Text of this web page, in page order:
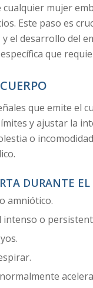
mujer
Este paso es
y el desarrollo del
que
que emite el
y ajustar la
o
DURANTE EL
amniótico.
o